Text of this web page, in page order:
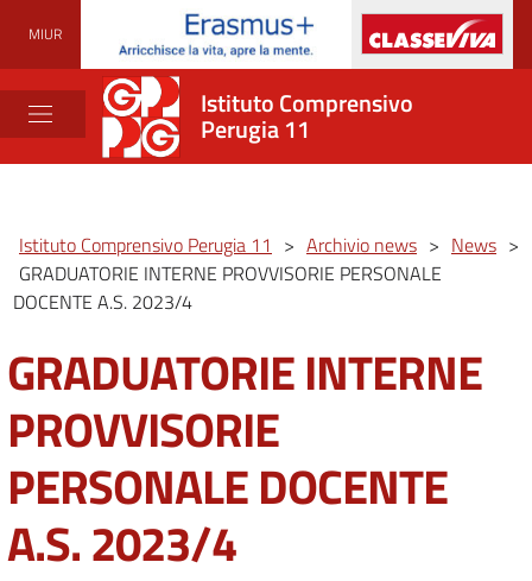
MIUR
Istituto Comprensivo
Perugia 11
Istituto Comprensivo Perugia 11 > Archivio news > News >
GRADUATORIE INTERNE PROVVISORIE PERSONALE
DOCENTE A.S. 2023/4
GRADUATORIE INTERNE
PROVVISORIE
PERSONALE DOCENTE
A.S. 2023/4